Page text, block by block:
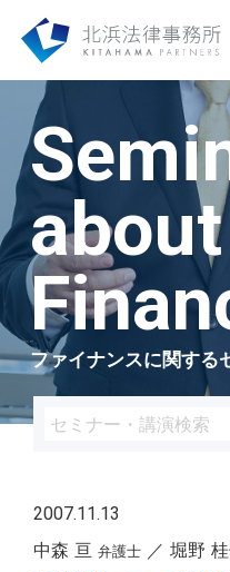
about
ファイナンスに関する
2007.11.13
中森 亘 弁護士 堀野